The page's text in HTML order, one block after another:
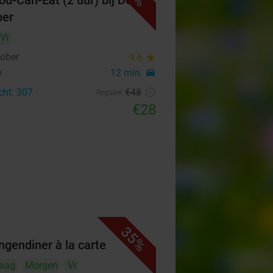
Vr
9.6 star
12 min. directions_car
307 €48
€28
35%
à la carte
Morgen Vr